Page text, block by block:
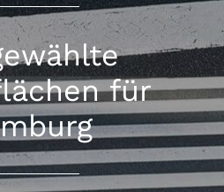
für